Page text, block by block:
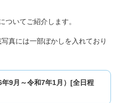
ついてご紹介します。
真には一部ぼかしを入れており
9月～令和7年1月）[全日程